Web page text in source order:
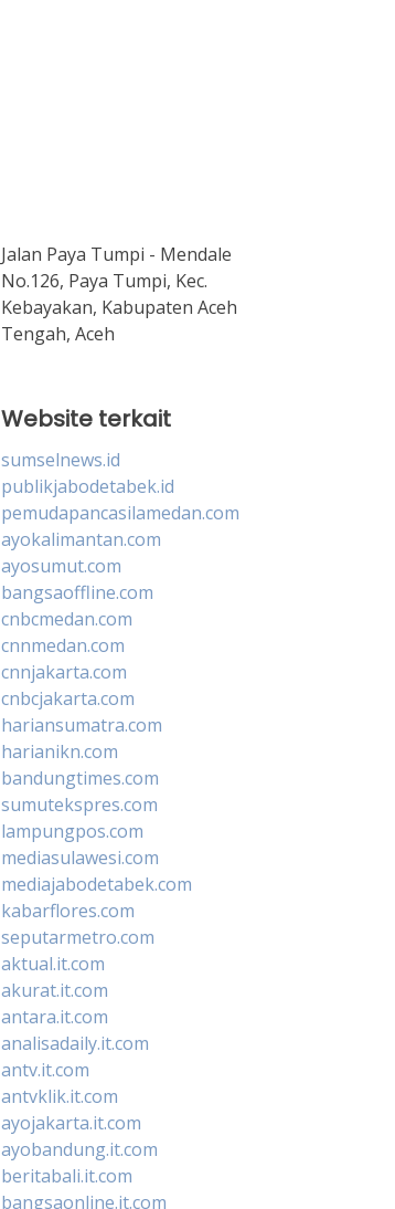
Jalan Paya Tumpi - Mendale
No.126, Paya Tumpi, Kec.
Kebayakan, Kabupaten Aceh
Tengah, Aceh
Website terkait
sumselnews.id
publikjabodetabek.id
pemudapancasilamedan.com
ayokalimantan.com
ayosumut.com
bangsaoffline.com
cnbcmedan.com
cnnmedan.com
cnnjakarta.com
cnbcjakarta.com
hariansumatra.com
harianikn.com
bandungtimes.com
sumutekspres.com
lampungpos.com
mediasulawesi.com
mediajabodetabek.com
kabarflores.com
seputarmetro.com
aktual.it.com
akurat.it.com
antara.it.com
analisadaily.it.com
antv.it.com
antvklik.it.com
ayojakarta.it.com
ayobandung.it.com
beritabali.it.com
bangsaonline.it.com